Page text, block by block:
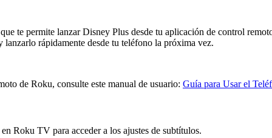
te permite lanzar Disney Plus desde tu aplicación de control
rápidamente desde tu teléfono la próxima vez.
de Roku, consulte este manual de usuario: Guía para Usar el
Roku TV para acceder a los ajustes de subtítulos.